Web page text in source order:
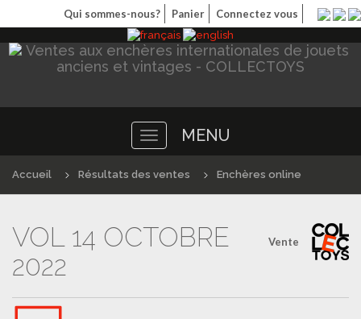
Qui sommes-nous? Panier Connectez vous
Toggle
navigation
MENU
Accueil Résultats des ventes Enchères online
Vente
VOL 14 OCTOBRE
2022